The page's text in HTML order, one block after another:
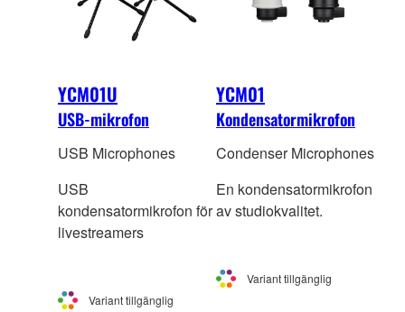
YCM01U
USB-mikrofon
USB Microphones
USB
kondensatormikrofon för
livestreamers
Variant tillgänglig
YCM01
Kondensatormikrofon
Condenser Microphones
En kondensatormikrofon
av studiokvalitet.
Variant tillgänglig